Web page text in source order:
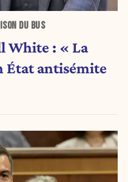
DU BUS
White : « La
État antisémite